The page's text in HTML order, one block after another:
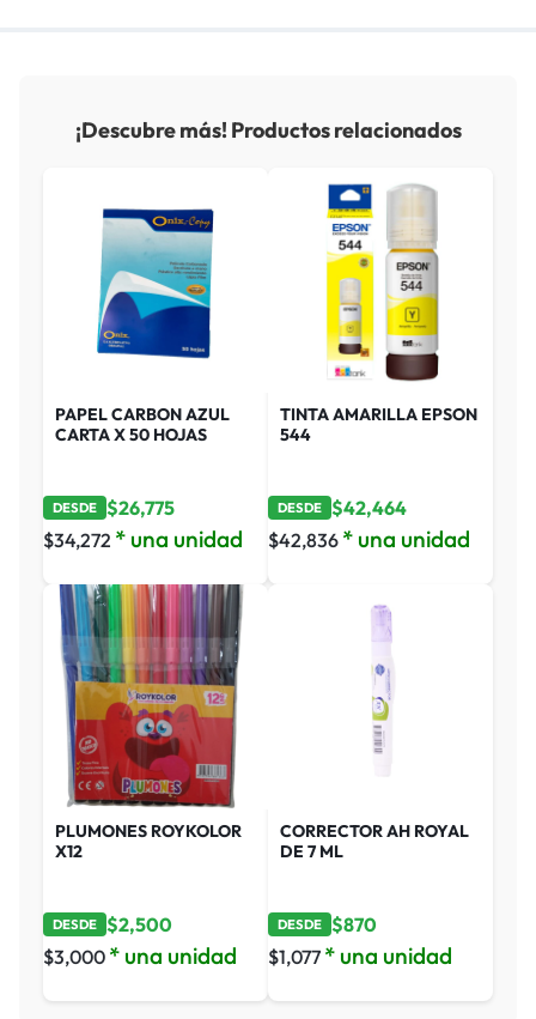
¡Descubre más! Productos relacionados
PAPEL CARBON AZUL
CARTA X 50 HOJAS
DESDE $26,775
$34,272 * una unidad
TINTA AMARILLA EPSON
544
DESDE $42,464
$42,836 * una unidad
PLUMONES ROYKOLOR
X12
DESDE $2,500
$3,000 * una unidad
CORRECTOR AH ROYAL
DE 7 ML
DESDE $870
$1,077 * una unidad